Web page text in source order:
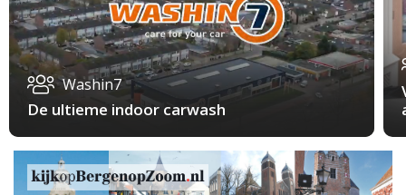
Washin7
De ultieme indoor carwash